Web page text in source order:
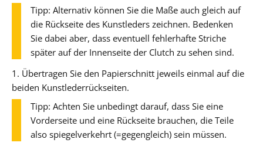
Tipp: Alternativ können Sie die Maße auch gleich auf
die Rückseite des Kunstleders zeichnen. Bedenken
Sie dabei aber, dass eventuell fehlerhafte Striche
später auf der Innenseite der Clutch zu sehen sind.
1. Übertragen Sie den Papierschnitt jeweils einmal auf die
beiden Kunstlederrückseiten.
Tipp: Achten Sie unbedingt darauf, dass Sie eine
Vorderseite und eine Rückseite brauchen, die Teile
also spiegelverkehrt (=gegengleich) sein müssen.